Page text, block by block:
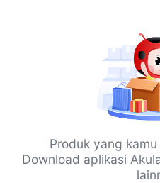
Produk yang
Download aplikasi